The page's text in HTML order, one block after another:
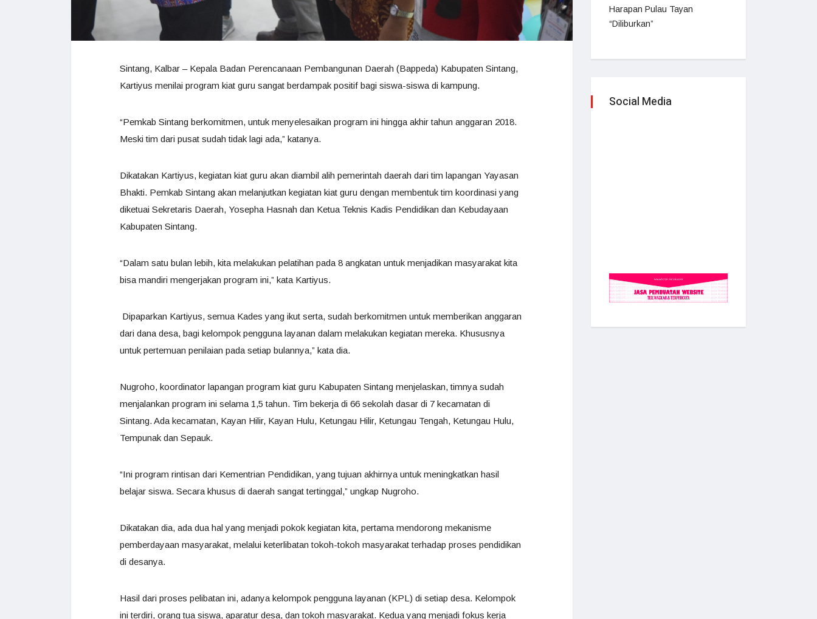
Sintang, Kalbar – Kepala Badan Perencanaan Pembangunan Daerah (Bappeda) Kabupaten Sintang,
Kartiyus menilai program kiat guru sangat berdampak positif bagi siswa-siswa di kampung.
“Pemkab Sintang berkomitmen, untuk menyelesaikan program ini hingga akhir tahun anggaran 2018.
Meski tim dari pusat sudah tidak lagi ada,” katanya.
Dikatakan Kartiyus, kegiatan kiat guru akan diambil alih pemerintah daerah dari tim lapangan Yayasan
Bhakti. Pemkab Sintang akan melanjutkan kegiatan kiat guru dengan membentuk tim koordinasi yang
diketuai Sekretaris Daerah, Yosepha Hasnah dan Ketua Teknis Kadis Pendidikan dan Kebudayaan
Kabupaten Sintang.
“Dalam satu bulan lebih, kita melakukan pelatihan pada 8 angkatan untuk menjadikan masyarakat kita
bisa mandiri mengerjakan program ini,” kata Kartiyus.
Dipaparkan Kartiyus, semua Kades yang ikut serta, sudah berkomitmen untuk memberikan anggaran
dari dana desa, bagi kelompok pengguna layanan dalam melakukan kegiatan mereka. Khususnya
untuk pertemuan penilaian pada setiap bulannya,” kata dia.
Nugroho, koordinator lapangan program kiat guru Kabupaten Sintang menjelaskan, timnya sudah
menjalankan program ini selama 1,5 tahun. Tim bekerja di 66 sekolah dasar di 7 kecamatan di
Sintang. Ada kecamatan, Kayan Hilir, Kayan Hulu, Ketungau Hilir, Ketungau Tengah, Ketungau Hulu,
Tempunak dan Sepauk.
“Ini program rintisan dari Kementrian Pendidikan, yang tujuan akhirnya untuk meningkatkan hasil
belajar siswa. Secara khusus di daerah sangat tertinggal,” ungkap Nugroho.
Dikatakan dia, ada dua hal yang menjadi pokok kegiatan kita, pertama mendorong mekanisme
pemberdayaan masyarakat, melalui keterlibatan tokoh-tokoh masyarakat terhadap proses pendidikan
di desanya.
Hasil dari proses pelibatan ini, adanya kelompok pengguna layanan (KPL) di setiap desa. Kelompok
ini terdiri, orang tua siswa, aparatur desa, dan tokoh masyarakat. Kedua yang menjadi fokus kerja
Harapan Pulau Tayan
“Diliburkan”
Social Media